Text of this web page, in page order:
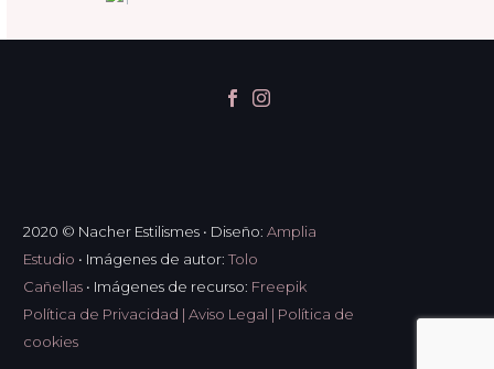
2020 © Nacher Estilismes • Diseño:Amplia
Estudio • Imágenes de autor:Tolo
Cañellas • Imágenes de recurso: Freepik
Política de Privacidad | Aviso Legal | Política de
cookies